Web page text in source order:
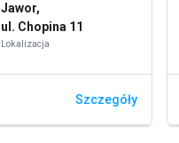
Jawor,
ul. Chopina 11
Lokalizacja
Szczegóły